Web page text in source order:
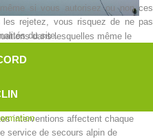
dans lesquelles même le
que ça soit physique ou
en montagne qu’il fonctionne
interventions affectent chaque
service de secours alpin de
si vous autorisez ou non ces
rejetez, vous risquez de ne pas
du site.